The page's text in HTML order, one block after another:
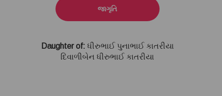
જાગૃતિ
Daughter of: ધીરુભાઈ પુનાભાઈ કાતરીયા
દિવાળીબેન ધીરુભાઈ કાતરીયા